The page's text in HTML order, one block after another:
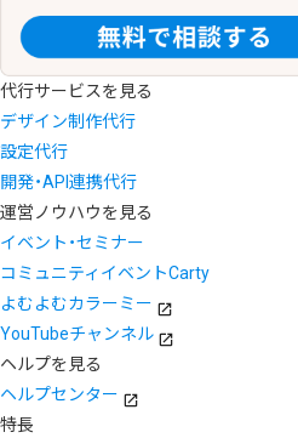
代行サービスを見る
デザイン制作代行
設定代行
開発・API連携代行
運営ノウハウを見る
イベント・セミナー
コミュニティイベントCarty
よむよむカラーミー
YouTubeチャンネル
ヘルプを見る
ヘルプセンター
特長